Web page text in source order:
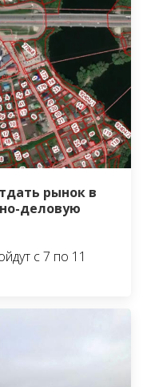
рынок в
деловую
с 7 по 11